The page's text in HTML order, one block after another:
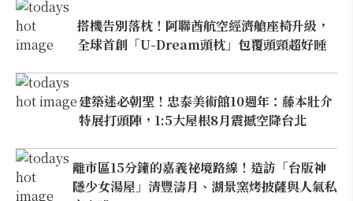
搭機告別落枕！阿聯酋航空經濟艙座椅升級，
全球首創「U-Dream頭枕」包覆頭頸超好睡
建築迷必朝聖！忠泰美術館10週年：藤本壯介
特展打頭陣，1:5大屋根8月震撼空降台北
離市區15分鐘的嘉義祕境路線！造訪「台版神
隱少女湯屋」清豐濤月、湖景窯烤披薩與人氣私